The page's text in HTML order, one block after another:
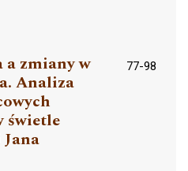
zmiany w
Analiza
świetle
77-98